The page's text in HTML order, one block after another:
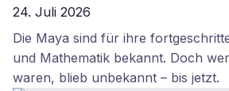
24. Juli 2026
Die Maya sind für ihre
und Mathematik bekannt. Doch
waren, blieb unbekannt – bis jetzt.